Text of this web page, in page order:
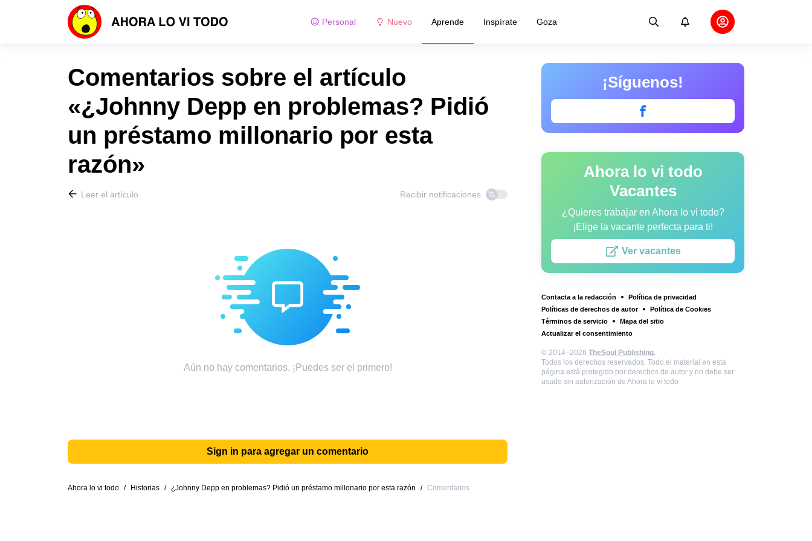
Personal Nuevo Aprende Inspírate Goza
¡Síguenos!
Ahora lo vi todo
Vacantes
¿Quieres trabajar en Ahora lo vi todo?
¡Elige la vacante perfecta para ti!
Ver vacantes
Contacta a la redacción
Política de privacidad
Políticas de derechos de autor
Política de Cookies
Términos de servicio
Mapa del sitio
Actualizar el consentimiento
© 2014–2026 TheSoul Publishing.
Todos los derechos reservados. Todo el material en esta
página está protegido por derechos de autor y no debe ser
usado sin autorización de Ahora lo vi todo
Comentarios sobre el artículo
«¿Johnny Depp en problemas? Pidió
un préstamo millonario por esta
razón»
Leer el artículo Recibir notificaciones
Aún no hay comentarios. ¡Puedes ser el primero!
Sign in para agregar un comentario
Ahora lo vi todo / Historias / ¿Johnny Depp en problemas? Pidió un préstamo millonario por esta razón / Comentarios